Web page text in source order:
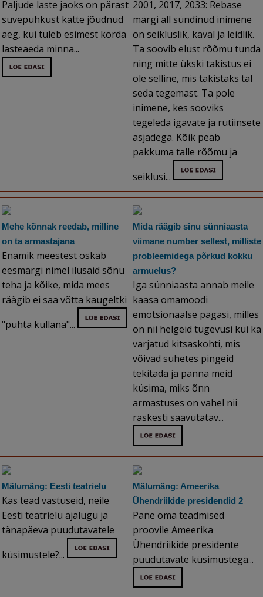
Paljude laste jaoks on pärast
suvepuhkust kätte jõudnud
aeg, kui tuleb esimest korda
lasteaeda minna...
2001, 2017, 2033: Rebase
märgi all sündinud inimene
on seikluslik, kaval ja leidlik.
Ta soovib elust rõõmu tunda
ning mitte ükski takistus ei
ole selline, mis takistaks tal
seda tegemast. Ta pole
inimene, kes sooviks
tegeleda igavate ja rutiinsete
asjadega. Kõik peab
pakkuma talle rõõmu ja
seiklusi...
Mehe kõnnak reedab, milline
on ta armastajana
Enamik meestest oskab
eesmärgi nimel ilusaid sõnu
teha ja kõike, mida mees
räägib ei saa võtta kaugeltki
"puhta kullana"...
Mida räägib sinu sünniaasta
viimane number sellest, milliste
probleemidega põrkud kokku
armuelus?
Iga sünniaasta annab meile
kaasa omamoodi
emotsionaalse pagasi, milles
on nii helgeid tugevusi kui ka
varjatud kitsaskohti, mis
võivad suhetes pingeid
tekitada ja panna meid
küsima, miks õnn
armastuses on vahel nii
raskesti saavutatav...
Mälumäng: Eesti teatrielu
Kas tead vastuseid, neile
Eesti teatrielu ajalugu ja
tänapäeva puudutavatele
küsimustele?...
Mälumäng: Ameerika
Ühendriikide presidendid 2
Pane oma teadmised
proovile Ameerika
Ühendriikide presidente
puudutavate küsimustega...